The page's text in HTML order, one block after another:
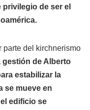
de ser el
parte del kirchnerismo
gestión de Alberto
estabilizar la
se mueve en
edificio se